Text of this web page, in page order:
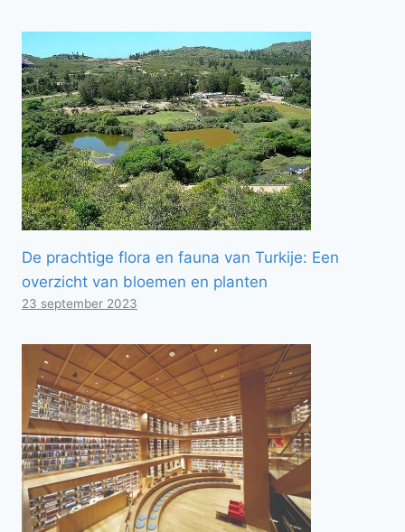
De prachtige flora en fauna van Turkije: Een
overzicht van bloemen en planten
23 september 2023